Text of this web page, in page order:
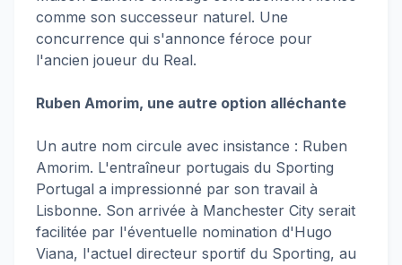
comme son successeur naturel. Une
concurrence qui s'annonce féroce pour
l'ancien joueur du Real.
Ruben Amorim, une autre option alléchante
Un autre nom circule avec insistance : Ruben
Amorim. L'entraîneur portugais du Sporting
Portugal a impressionné par son travail à
Lisbonne. Son arrivée à Manchester City serait
facilitée par l'éventuelle nomination d'Hugo
Viana, l'actuel directeur sportif du Sporting, au